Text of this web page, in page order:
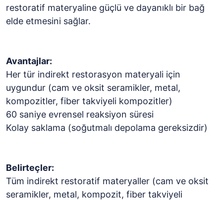
restoratif materyaline güçlü ve dayanıklı bir bağ
elde etmesini sağlar.
Avantajlar:
Her tür indirekt restorasyon materyali için
uygundur (cam ve oksit seramikler, metal,
kompozitler, fiber takviyeli kompozitler)
60 saniye evrensel reaksiyon süresi
Kolay saklama (soğutmalı depolama gereksizdir)
Belirteçler:
Tüm indirekt restoratif materyaller (cam ve oksit
seramikler, metal, kompozit, fiber takviyeli